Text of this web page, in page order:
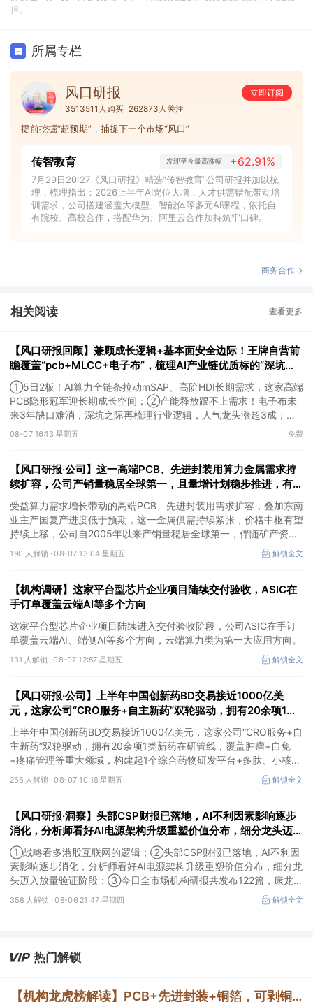
担。
所属专栏
风口研报
立即订阅
3513511人购买 262873人关注
提前挖掘“超预期”，捕捉下一个市场“风口”
传智教育 发现至今最高涨幅 +62.91%
7月29日20:27《风口研报》精选“传智教育”公司研报并加以梳
理，梳理指出：2026上半年AI岗位大增，人才供需错配带动培
训需求，公司搭建涵盖大模型、智能体等多元AI课程，依托自
有院校、高校合作，搭配华为、阿里云合作加持筑牢口碑。
商务合作
相关阅读 查看更多
【风口研报回顾】兼顾成长逻辑+基本面安全边际！王牌自营前
瞻覆盖“pcb+MLCC+电子布”，梳理AI产业链优质标的“深坑起
跳”
①5日2板！AI算力全链条拉动mSAP、高阶HDI长期需求，这家高端
PCB隐形冠军迎长期成长空间；②产能释放跟不上需求！电子布未
来3年缺口难消，深坑之际再梳理行业逻辑，人气龙头涨超3成；
③AI服务器、机器人带动MLCC景气周期持续！这家公司扩产、涨
08-07 16:13 星期五 免费
【风口研报·公司】这一高端PCB、先进封装用算力金属需求持
续扩容，公司产销量稳居全球第一，且量增计划稳步推进，有望
充分受益价格上行
受益算力需求增长带动的高端PCB、先进封装用需求扩容，叠加东南
亚主产国复产进度低于预期，这一金属供需持续紧张，价格中枢有望
持续上移，公司自2005年以来产销量稳居全球第一，伴随矿产资源
产量增长与冶炼产能整合并举，公司市占率有望进一步提升，同时有
望充分受益金属价格上行。
190 人解锁 ·08-07 13:04 星期五 解锁全文
【机构调研】这家平台型芯片企业项目陆续交付验收，ASIC在
手订单覆盖云端AI等多个方向
这家平台型芯片企业项目陆续进入交付验收阶段，公司ASIC在手订
单覆盖云端AI、端侧AI等多个方向，云端算力类为第一大应用方向。
131 人解锁 ·08-07 12:57 星期五 解锁全文
【风口研报·公司】上半年中国创新药BD交易接近1000亿美
元，这家公司“CRO服务+自主新药”双轮驱动，拥有20余项1类
新药在研管线，覆盖肿瘤+自免+疼痛管理等重大领域
上半年中国创新药BD交易接近1000亿美元，这家公司“CRO服务+自
主新药”双轮驱动，拥有20余项1类新药在研管线，覆盖肿瘤+自免
+疼痛管理等重大领域，构建起1个综合药物研发平台+多肽、小核
酸、CGT、小分子4个创新技术平台，创新转型成果正逐步兑现。
258 人解锁 ·08-07 10:18 星期五 解锁全文
【风口研报·洞察】头部CSP财报已落地，AI不利因素影响逐步
消化，分析师看好AI电源架构升级重塑价值分布，细分龙头迈入
放量验证阶段；战略看多港股互联网的逻辑
①战略看多港股互联网的逻辑；②头部CSP财报已落地，AI不利因
素影响逐步消化，分析师看好AI电源架构升级重塑价值分布，细分龙
头迈入放量验证阶段；③今日全市场机构研报共发布122篇，康龙化
成、江淮汽车评级得到上调，9家公司获得首度覆盖，其中乔锋智能
获新财富分析师深度覆盖；④在个股机构关注度排行中，华峰化学
358 人解锁 ·08-06 21:47 星期四 解锁全文
热门解锁
【机构龙虎榜解读】PCB+先进封装+铜箔，可剥铜产品通过了部分覆铜板厂商、载板厂商及相关芯片终端的认证，持续获得小批量订单，主要应用场景包括芯片封装光模块用PCB，机构大额净买入这家公司